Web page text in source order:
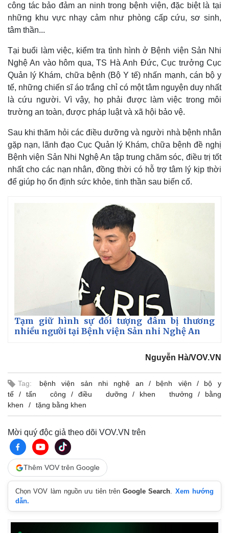
công tác bảo đảm an ninh trong bệnh viện, đặc biệt là tại
những khu vực nhạy cảm như phòng cấp cứu, sơ sinh,
tâm thần...
Tại buổi làm việc, kiểm tra tình hình ở Bệnh viện Sản Nhi
Nghệ An vào hôm qua, TS Hà Anh Đức, Cục trưởng Cục
Quản lý Khám, chữa bệnh (Bộ Y tế) nhấn mạnh, cán bộ y
tế, những chiến sĩ áo trắng chỉ có một tâm nguyện duy nhất
là cứu người. Vì vậy, họ phải được làm việc trong môi
trường an toàn, được pháp luật và xã hội bảo vệ.
Sau khi thăm hỏi các điều dưỡng và người nhà bệnh nhân
gặp nạn, lãnh đạo Cục Quản lý Khám, chữa bệnh đề nghị
Bệnh viện Sản Nhi Nghệ An tập trung chăm sóc, điều trị tốt
nhất cho các nạn nhân, đồng thời có hỗ trợ tâm lý kịp thời
để giúp họ ổn định sức khỏe, tinh thần sau biến cố.
Tạm giữ hình sự đối tượng đâm bị thương
nhiều người tại Bệnh viện Sản nhi Nghệ An
Nguyễn Hà/VOV.VN
Tag: bệnh viện sản nhi nghệ an bệnh viện
bộ y
tế
tấn công điều dưỡng khen thưởng
bằng
khen
tặng bằng khen
Mời quý độc giả theo dõi VOV.VN trên
Thêm VOV trên Google
Chọn VOV làm nguồn ưu tiên trênGoogle Search. Xem hướng
dẫn.